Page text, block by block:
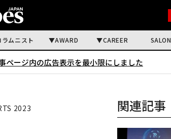
ラムニスト AWARD CAREER SALON
ページ内の広告表示を最小限にしました
2023
関連記事